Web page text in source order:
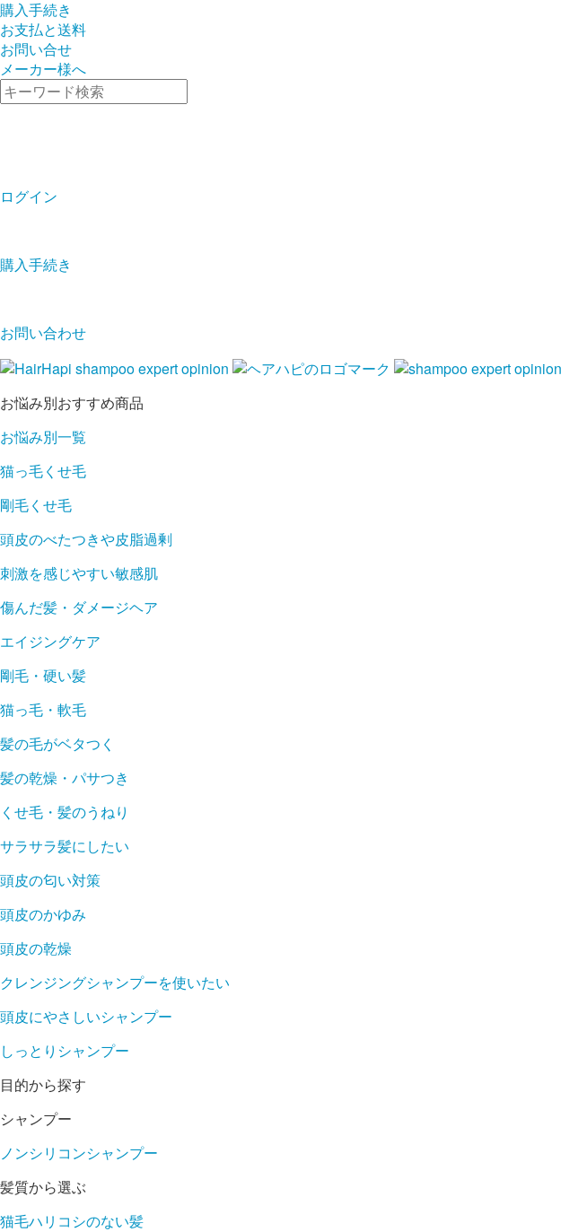
購入手続き
お支払と送料
お問い合せ
メーカー様へ
ログイン
購入手続き
お問い合わせ
お悩み別おすすめ商品
お悩み別一覧
猫っ毛くせ毛
剛毛くせ毛
頭皮のべたつきや皮脂過剰
刺激を感じやすい敏感肌
傷んだ髪・ダメージヘア
エイジングケア
剛毛・硬い髪
猫っ毛・軟毛
髪の毛がベタつく
髪の乾燥・パサつき
くせ毛・髪のうねり
サラサラ髪にしたい
頭皮の匂い対策
頭皮のかゆみ
頭皮の乾燥
クレンジングシャンプーを使いたい
頭皮にやさしいシャンプー
しっとりシャンプー
目的から探す
シャンプー
ノンシリコンシャンプー
髪質から選ぶ
猫毛ハリコシのない髪